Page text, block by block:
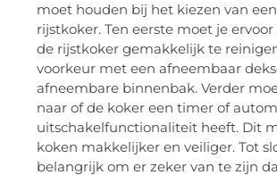
moet houden bij het kiezen van
rijstkoker. Ten eerste moet je
de rijstkoker gemakkelijk te
voorkeur met een afneembaar
afneembare binnenbak. Verder
naar of de koker een timer of
uitschakelfunctionaliteit heeft. Dit
koken makkelijker en veiliger. Tot
belangrijk om er zeker van te zijn